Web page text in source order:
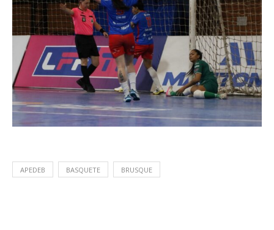
APEDEB BASQUETE BRUSQUE